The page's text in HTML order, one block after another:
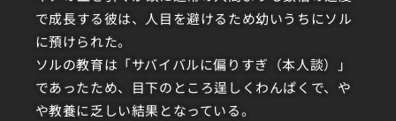
で成長する彼は、人目を避けるため幼いうちにソル
に預けられた。
ソルの教育は「サバイバルに偏りすぎ（本人談）」
であったため、目下のところ逞しくわんぱくで、や
や教養に乏しい結果となっている。